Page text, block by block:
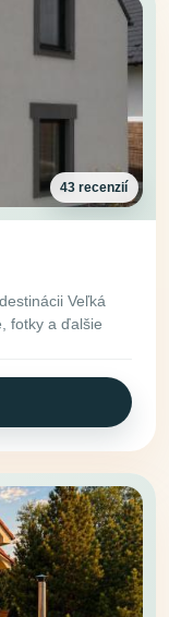
43 recenzií
Veľká
fotky a ďalšie